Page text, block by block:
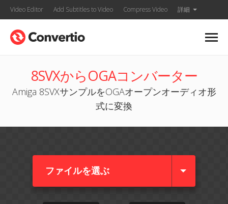
Video Editor Add Subtitles to Video Compress Video 詳細
8SVXからOGAコンバーター
Amiga 8SVXサンプルをOGAオープンオーディオ形
式に変換
ファイルを選ぶ